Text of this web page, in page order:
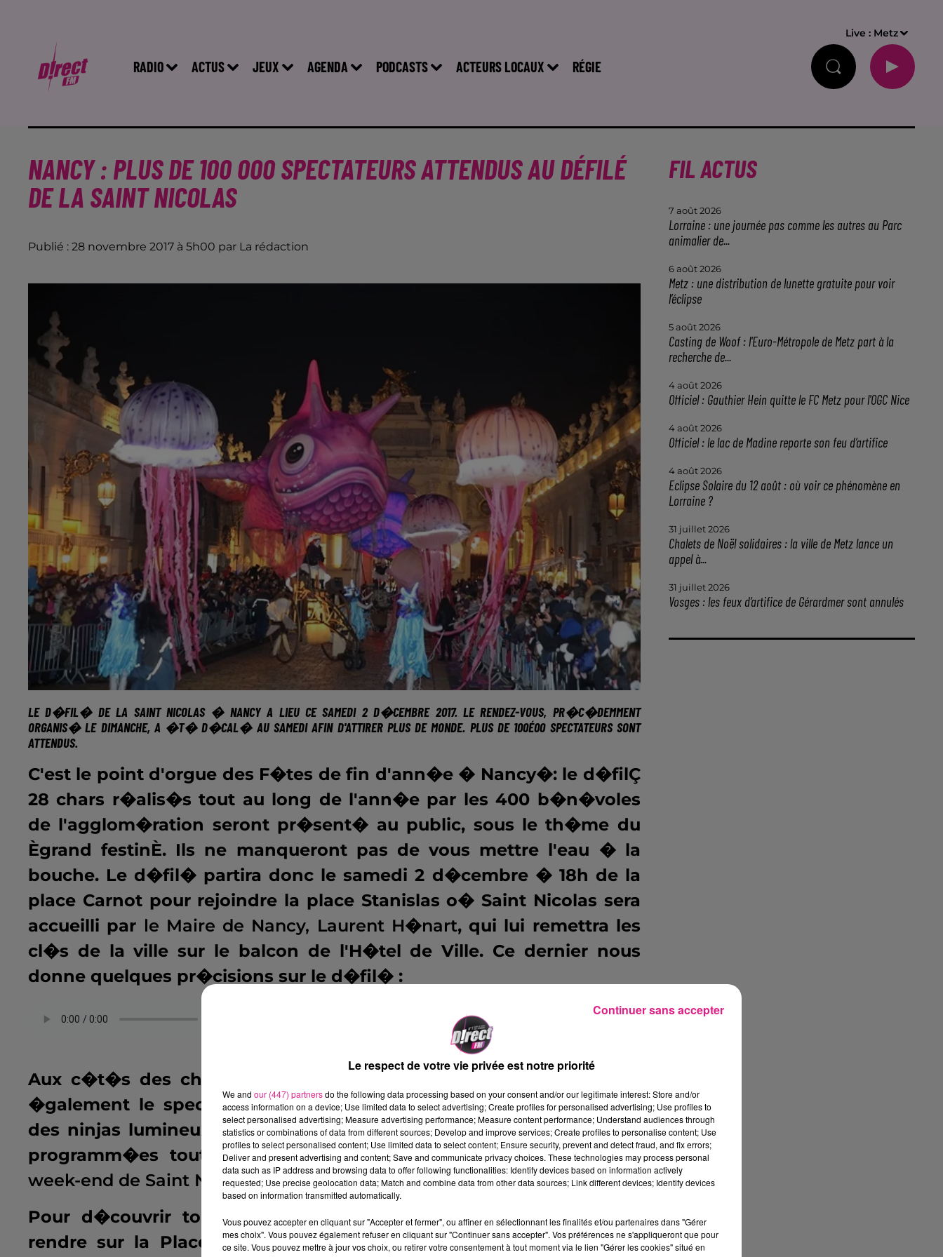
RADIO ACTUS JEUX AGENDA PODCASTS ACTEURS LOCAUX RÉGIE
Live : Metz
NANCY : PLUS DE 100 000 SPECTATEURS ATTENDUS AU DÉFILÉ
DE LA SAINT NICOLAS
Publié : 28 novembre 2017 à 5h00 par La rédaction
LE D�FIL� DE LA SAINT NICOLAS � NANCYA LIEU CE SAMEDI 2 D�CEMBRE 2017. LE RENDEZ-VOUS, PR�C�DEMMENT
ORGANIS� LE DIMANCHE, A �T� D�CAL� AU SAMEDI AFIN D'ATTIRER PLUS DE MONDE. PLUS DE 100É00 SPECTATEURS SONT
ATTENDUS.
C'est le point d'orgue des F�tes de fin d'ann�e � Nancy�: le d�filÇ
28 chars r�alis�s tout au long de l'ann�e par les 400 b�n�voles
de l'agglom�ration seront pr�sent� au public, sous le th�me du
Ègrand festinÈ. Ils ne manqueront pas de vous mettre l'eau � la
bouche. Le d�fil� partira donc le samedi 2 d�cembre � 18h de la
place Carnot pour rejoindre la place Stanislas o� Saint Nicolas sera
accueilli par le Maire de Nancy, Laurent H�nart, qui lui remettra les
cl�s de la ville sur le balcon de l'H�tel de Ville. Ce dernier nous
donne quelques pr�cisions sur le d�fil� :
Aux c�t�s des chars, des musiciens et des acrobates assureront
�galement le spectacle, tout comme des danseuses f�eriques et
des ninjas lumineux. En parall�le, de nombreuses animations sont
programm�es tout au long du weekend. L'an dernier,le Grand
week-end de Saint Nicolasa drain� plus de 200 000 visiteurs.
Pour d�couvrir toutes les festivit�s, le public sera invit� � se
rendre sur la Place Saint Nicolas (Place Stanislas), � traverser la
FIL ACTUS
7 août 2026
Lorraine : une journée pas comme les autres au Parc
animalier de...
6 août 2026
Metz : une distribution de lunette gratuite pour voir
l’éclipse
5 août 2026
Casting de Woof : l'Euro-Métropole de Metz part à la
recherche de...
4 août 2026
Officiel : Gauthier Hein quitte le FC Metz pour l'OGC Nice
4 août 2026
Officiel : le lac de Madine reporte son feu d’artifice
4 août 2026
Eclipse Solaire du 12 août : où voir ce phénomène en
Lorraine ?
31 juillet 2026
Chalets de Noël solidaires : la ville de Metz lance un
appel à...
31 juillet 2026
Vosges : les feux d’artifice de Gérardmer sont annulés
Le respect de votre vie privée est notre priorité
We and our (447) partnersdo the following data processing based on your consent and/or our legitimate interest: Store and/or
access information on a device; Use limited data to select advertising; Create profiles for personalised advertising; Use profiles to
select personalised advertising; Measure advertising performance; Measure content performance; Understand audiences through
statistics or combinations of data from different sources; Develop and improve services; Create profiles to personalise content; Use
profiles to select personalised content; Use limited data to select content; Ensure security, prevent and detect fraud, and fix errors;
Deliver and present advertising and content; Save and communicate privacy choices. These technologies may process personal
data such as IP address and browsing data to offer following functionalities: Identify devices based on information actively
requested; Use precise geolocation data; Match and combine data from other data sources; Link different devices; Identify devices
based on information transmitted automatically.
Vous pouvez accepter en cliquant sur "Accepter et fermer", ou affiner en sélectionnant les finalités et/ou partenaires dans "Gérer
mes choix". Vous pouvez également refuser en cliquant sur "Continuer sans accepter". Vos préférences ne s'appliqueront que pour
ce site. Vous pouvez mettre à jour vos choix, ou retirer votre consentement à tout moment via le lien "Gérer les cookies" situé en
Continuer sans accepter